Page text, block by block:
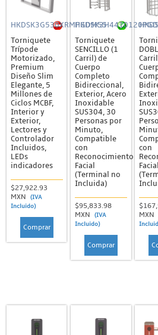
HKDSK3G530XRMPGDM55
Torniquete
Trípode
Motorizado,
Premium
Diseño Slim
Elegante, 5
Millones de
Ciclos MCBF,
Interior y
Exterior,
Lectores y
Controlador
Incluidos,
LEDs
indicadores
$27,922.93
MXN
(IVA
Incluido)
Comprar
Torniquete
SENCILLO (1
Carril) de
Cuerpo
Completo
Bidireccional,
Exterior, Acero
Inoxidable
SUS304, 30
Personas por
Minuto,
Compatible
con
Reconocimiento
Facial
(Terminal no
Incluida)
$95,833.98
MXN
(IVA
Incluido)
Comprar
con
Facial
MXN